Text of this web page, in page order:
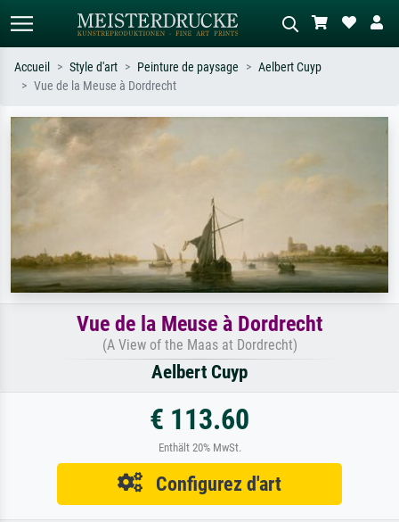
Recherchez par artiste, titre ou style –
ex. Monet, Nuit étoilée,
impressionnisme, vague de Hokusai,
tableau sombre, nu debout près d'un
Accueil Style d'art Peinture de paysage
Aelbert Cuyp
Vue de la Meuse à Dordrecht
Vue de la Meuse à Dordrecht
(A View of the Maas at Dordrecht)
Aelbert Cuyp
€ 113.60
Enthält 20% MwSt.
Configurez d'art